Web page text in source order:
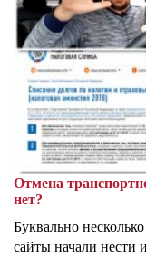
Отмена
нет?
Буквально
сайты начали нести